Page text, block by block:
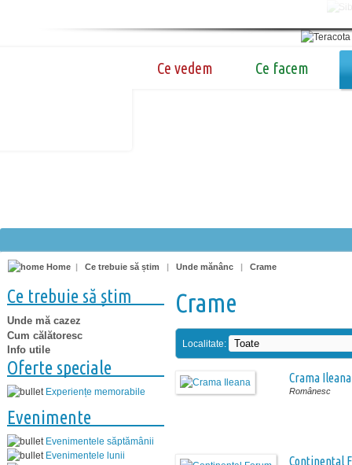
Ce vedem Ce facem
Home | Ce trebuie să știm | Unde mănânc | Crame
Ce trebuie să știm
Unde mă cazez
Cum călătoresc
Info utile
Oferte speciale
Experiențe memorabile
Evenimente
Evenimentele săptămânii
Evenimentele lunii
Crame
Localitate:
Crama Ileana
Românesc
Continental